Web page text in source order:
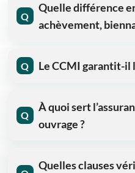
Q
Quelle différence
achèvement,
Q Le CCMI garantit-il
Q
À quoi sert
ouvrage ?
Quelles clauses